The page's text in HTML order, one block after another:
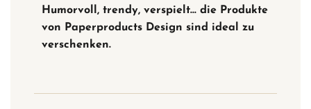
Humorvoll, trendy, verspielt… die Produkte
von Paperproducts Design sind ideal zu
verschenken.